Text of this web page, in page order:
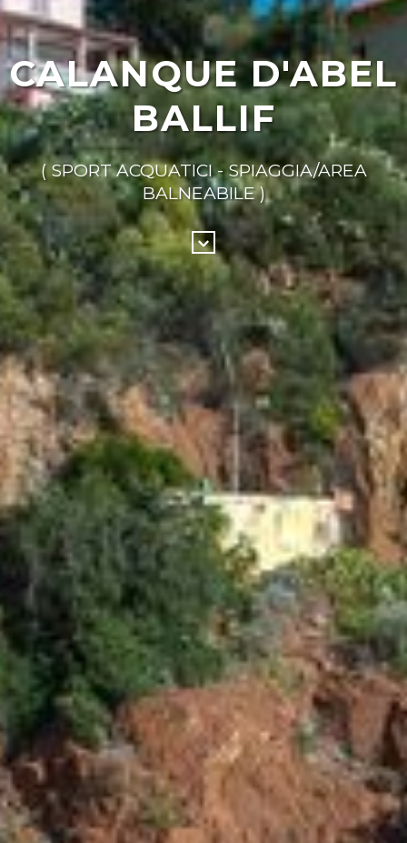
CALANQUE D'ABEL
BALLIF
( SPORT ACQUATICI - SPIAGGIA/AREA
BALNEABILE )